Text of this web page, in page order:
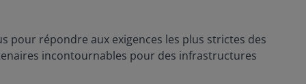
pour répondre aux exigences les plus strictes des
incontournables pour des infrastructures